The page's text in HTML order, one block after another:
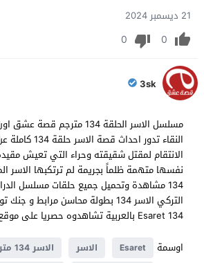
21 ديسمبر 2024
0
0
3sk
مسلسل الاسر الحلقة 134 مترجم
النقاء تدور
الانتقام لمقتل شقيقته وحراء التي تعيش
نفسها متهمة ظلماً بجريمة لم ترتكبها الاسر
134 مشاهدة وتحميل جميع حلقات مسلسل
التركي الاسر 134 بطولة محاسن مرابط
Esaret 134 بالعربية تشاهدوه حصريا على موقع قصة عشق
اوسمة
Esaret الاسر
الاسر 134 مترجم